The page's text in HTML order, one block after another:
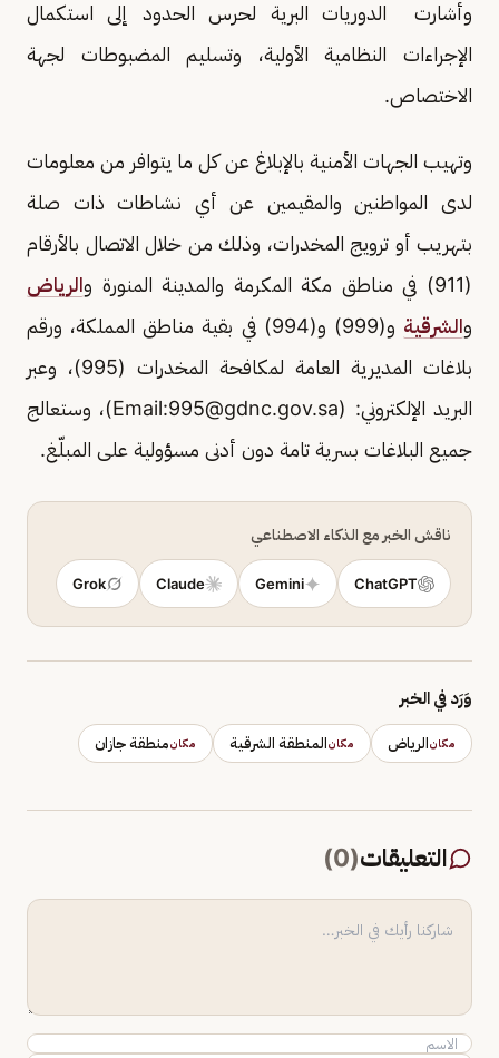
وأشارت الدوريات البرية لحرس الحدود إلى استكمال
الإجراءات النظامية الأولية، وتسليم المضبوطات لجهة
الاختصاص.
وتهيب الجهات الأمنية بالإبلاغ عن كل ما يتوافر من معلومات
لدى المواطنين والمقيمين عن أي نشاطات ذات صلة
بتهريب أو ترويج المخدرات، وذلك من خلال الاتصال بالأرقام
(911) في مناطق مكة المكرمة والمدينة المنورة و
الرياض
والشرقية
و(999) و(994) في بقية مناطق المملكة، ورقم
بلاغات المديرية العامة لمكافحة المخدرات (995)، وعبر
البريد الإلكتروني: (Email:995@gdnc.gov.sa
)، وستعالج
جميع البلاغات بسرية تامة دون أدنى مسؤولية على المبلّغ.
ناقش الخبر مع الذكاء الاصطناعي
ChatGPT
Gemini
Claude
Grok
وَرَد في الخبر
مكانالرياض مكانالمنطقة الشرقية مكانمنطقة جازان
التعليقات(
0
)